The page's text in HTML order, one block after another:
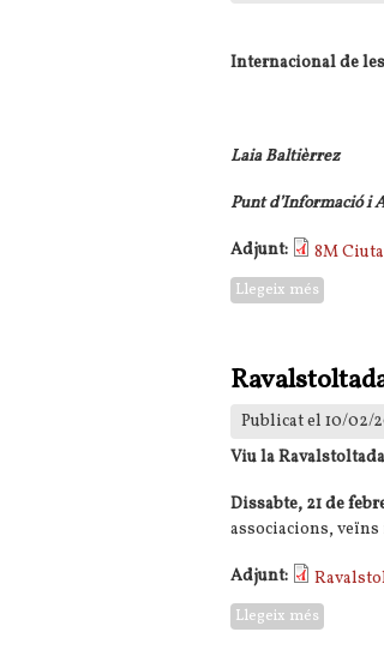
Internacional de
Laia Baltièrrez
Punt d’Informació i
Adjunt: 8M
Llegeix més
Publicat el 10/02/
Viu la
Dissabte, 21 de
associacions,
Adjunt:
Llegeix més